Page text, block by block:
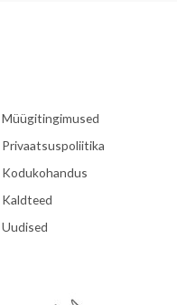
Müügitingimused
Privaatsuspoliitika
Kodukohandus
Kaldteed
Uudised